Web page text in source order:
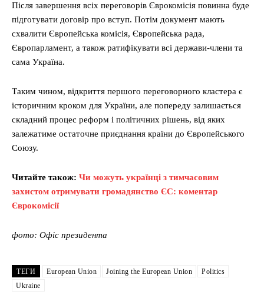
Після завершення всіх переговорів Єврокомісія повинна буде
підготувати договір про вступ. Потім документ мають
схвалити Європейська комісія, Європейська рада,
Європарламент, а також ратифікувати всі держави-члени та
сама Україна.
Таким чином, відкриття першого переговорного кластера є
історичним кроком для України, але попереду залишається
складний процес реформ і політичних рішень, від яких
залежатиме остаточне приєднання країни до Європейського
Союзу.
Читайте також: Чи можуть українці з тимчасовим
захистом отримувати громадянство ЄС: коментар
Єврокомісії
фото: Офіс президента
ТЕГИ European Union Joining the European Union
Politics
Ukraine